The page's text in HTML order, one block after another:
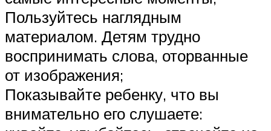
Пользуйтесь наглядным
материалом. Детям трудно
воспринимать слова, оторванные
от изображения;
Показывайте ребенку, что вы
внимательно его слушаете: